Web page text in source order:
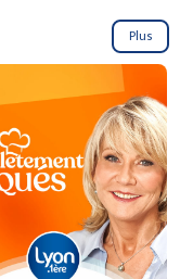
Plus